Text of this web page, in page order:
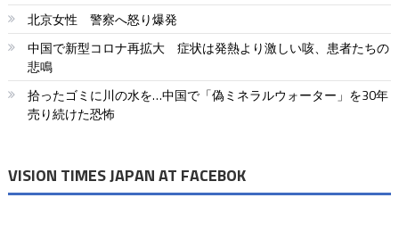
北京女性 警察へ怒り爆発
中国で新型コロナ再拡大 症状は発熱より激しい咳、患者たちの
悲鳴
拾ったゴミに川の水を…中国で「偽ミネラルウォーター」を30年
売り続けた恐怖
VISION TIMES JAPAN AT FACEBOK